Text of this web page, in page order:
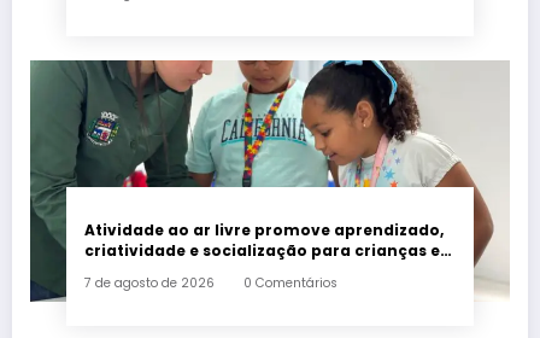
Atividade ao ar livre promove aprendizado,
criatividade e socialização para crianças e
7 de agosto de 2026 0 Comentários